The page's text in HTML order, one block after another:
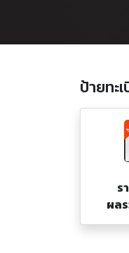
ป้ายทะ
ร
ผล